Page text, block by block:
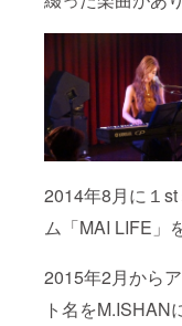
2014年8月に１
ム「MAI LIFE」
2015年2月から
ト名をM.ISHAN